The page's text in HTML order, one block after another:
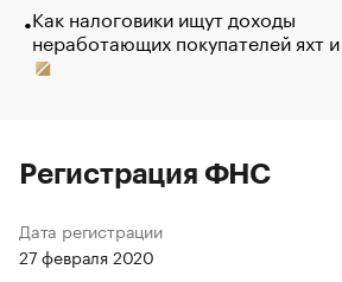
Как налоговики ищут доходы
неработающих покупателей яхт
Регистрация ФНС
Дата регистрации
27 февраля 2020